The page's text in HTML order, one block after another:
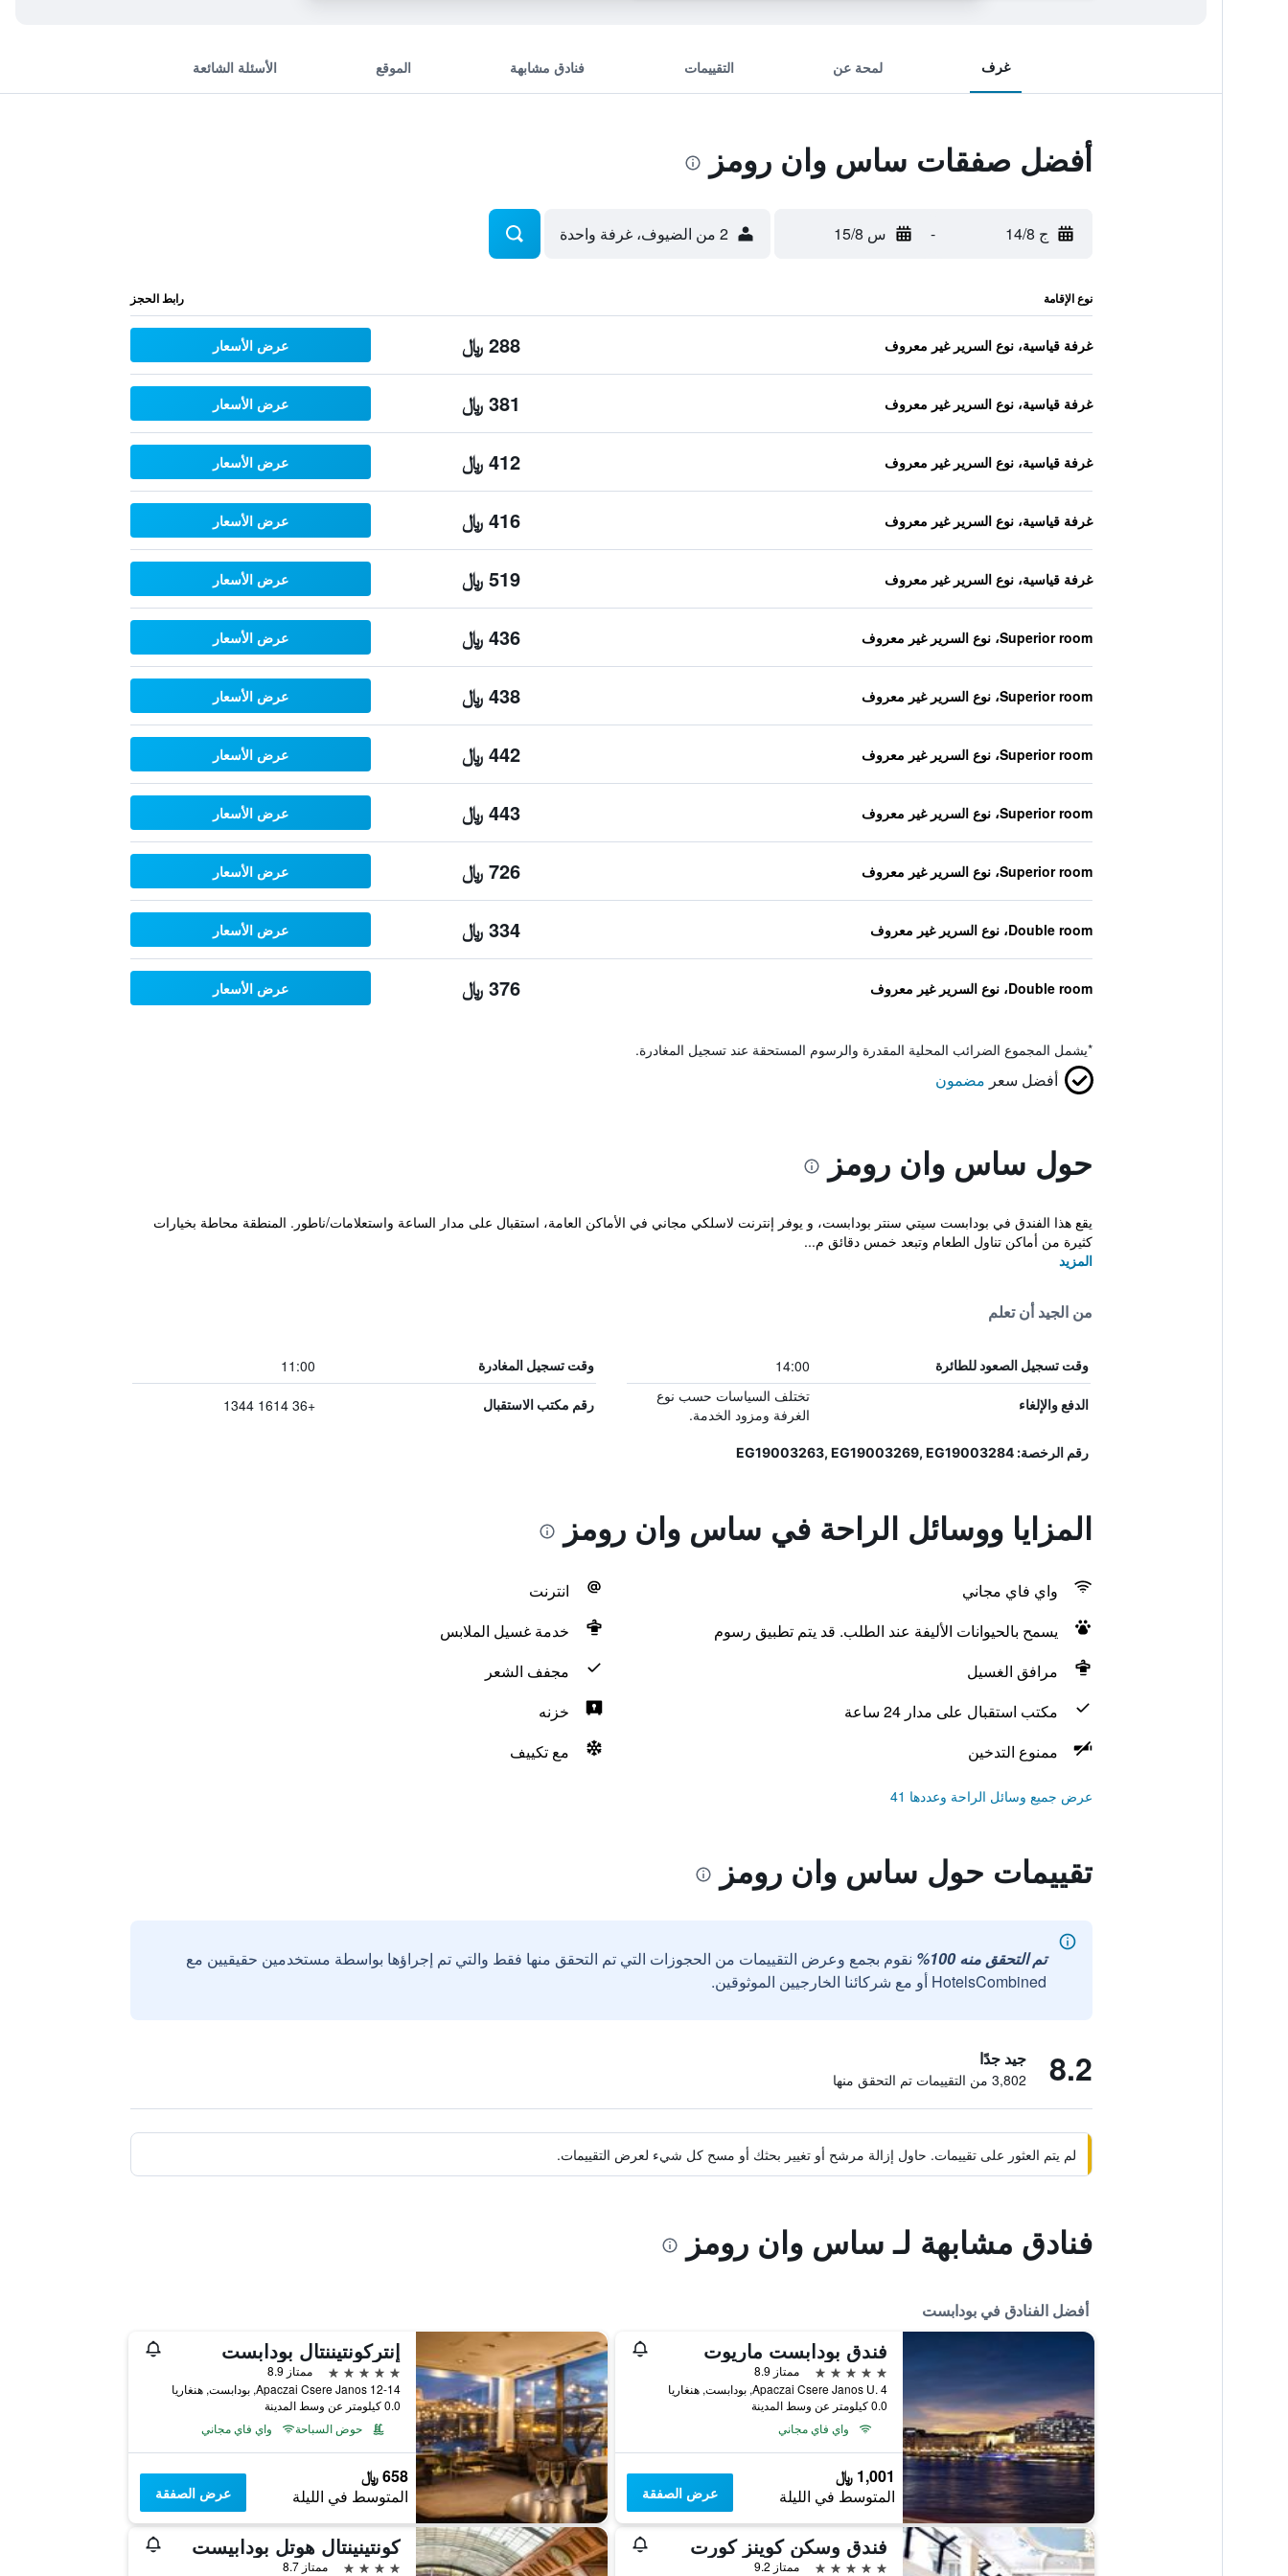
غرف لمحة عن التقييمات فنادق مشابهة الموقع الأسئلة الشائعة
أفضل صفقات ساس وان رومز
ج 14/8 - س 15/8 2 من الضيوف، غرفة واحدة
نوع الإقامة رابط الحجز
غرفة قياسية، نوع السرير غير معروف 288 ﷼ عرض الأسعار
غرفة قياسية، نوع السرير غير معروف 381 ﷼ عرض الأسعار
غرفة قياسية، نوع السرير غير معروف 412 ﷼ عرض الأسعار
غرفة قياسية، نوع السرير غير معروف 416 ﷼ عرض الأسعار
غرفة قياسية، نوع السرير غير معروف 519 ﷼ عرض الأسعار
Superior room، نوع السرير غير معروف 436 ﷼ عرض الأسعار
Superior room، نوع السرير غير معروف 438 ﷼ عرض الأسعار
Superior room، نوع السرير غير معروف 442 ﷼ عرض الأسعار
Superior room، نوع السرير غير معروف 443 ﷼ عرض الأسعار
Superior room، نوع السرير غير معروف 726 ﷼ عرض الأسعار
Double room، نوع السرير غير معروف 334 ﷼ عرض الأسعار
Double room، نوع السرير غير معروف 376 ﷼ عرض الأسعار
*يشمل المجموع الضرائب المحلية المقدرة والرسوم المستحقة عند تسجيل المغادرة.
أفضل سعر مضمون
حول ساس وان رومز
يقع هذا الفندق في بودابست سيتي سنتر بودابست، و يوفر إنترنت لاسلكي مجاني في الأماكن العامة، استقبال على مدار الساعة واستعلامات/ناطور. المنطقة محاطة بخيارات
كثيرة من أماكن تناول الطعام وتبعد خمس دقائق م...
المزيد
من الجيد أن تعلم
وقت تسجيل الصعود للطائرة 14:00 وقت تسجيل المغادرة 11:00
الدفع والإلغاء
تختلف السياسات حسب نوع
الغرفة ومزود الخدمة.
رقم مكتب الاستقبال +36 1614 1344
رقم الرخصة: EG19003263, EG19003269, EG19003284
المزايا ووسائل الراحة في ساس وان رومز
واي فاي مجاني
انترنت
يسمح بالحيوانات الأليفة عند الطلب. قد يتم تطبيق رسوم
خدمة غسيل الملابس
مرافق الغسيل
مجفف الشعر
مكتب استقبال على مدار 24 ساعة
خزنه
ممنوع التدخين
مع تكييف
عرض جميع وسائل الراحة وعددها 41
تقييمات حول ساس وان رومز
تم التحقق منه 100%
نقوم بجمع وعرض التقييمات من الحجوزات التي تم التحقق منها فقط والتي تم إجراؤها بواسطة مستخدمين حقيقيين مع
HotelsCombined أو مع شركائنا الخارجيين الموثوقين.
8.2 جيد جدًا
3,802 من التقييمات تم التحقق منها
لم يتم العثور على تقييمات. حاول إزالة مرشح أو تغيير بحثك أو مسح كل شيء لعرض التقييمات.
فنادق مشابهة لـ ساس وان رومز
أفضل الفنادق في بودابست
فندق بودابست ماريوت
5 نجوم
ممتاز 8.9
Apaczai Csere Janos U. 4, بودابست, هنغاريا
0.0 كيلومتر عن وسط المدينة
واي فاي مجاني
1,001 ﷼
المتوسط في الليلة عرض الصفقة
إنتركونتيننتال بودابست
5 نجوم
ممتاز 8.9
Apaczai Csere Janos 12-14, بودابست, هنغاريا
0.0 كيلومتر عن وسط المدينة
حوض السباحة
واي فاي مجاني
658 ﷼
المتوسط في الليلة عرض الصفقة
فندق وسكن كوينز كورت
5 نجوم ممتاز 9.2
كونتينينتال هوتل بودابيست
4 نجوم ممتاز 8.7